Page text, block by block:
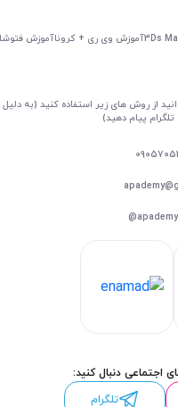
آموزش وی ری + کروناآموزش
از روش های زیر استفاده کنید (به دلیل
پیام دهید)
اجتماعی دنبال کنید:
تلگرام